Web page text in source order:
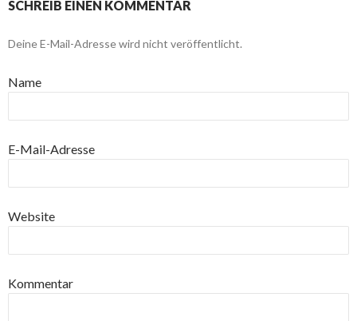
SCHREIB EINEN KOMMENTAR
Deine E-Mail-Adresse wird nicht veröffentlicht.
Name
E-Mail-Adresse
Website
Kommentar